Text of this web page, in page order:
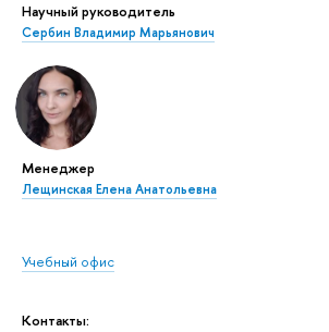
Научный руководитель
Сербин Владимир Марьянович
Менеджер
Лещинская Елена Анатольевна
Учебный офис
Контакты: